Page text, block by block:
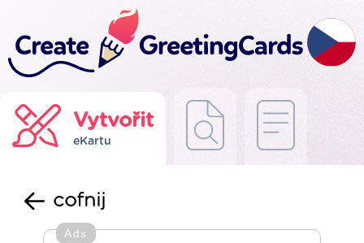
Vytvořit
eKartu
cofnij
Ads